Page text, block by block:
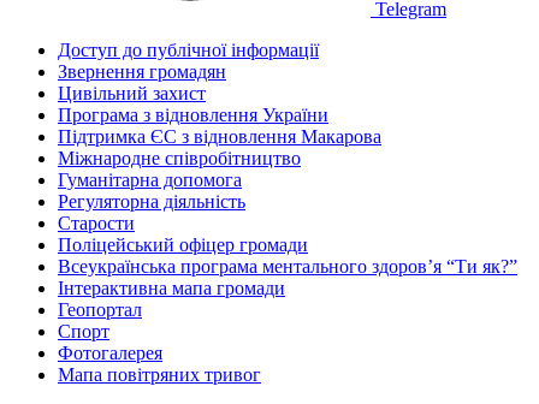
Telegram
Доступ до публічної інформації
Звернення громадян
Цивільний захист
Програма з відновлення України
Підтримка ЄС з відновлення Макарова
Міжнародне співробітництво
Гуманітарна допомога
Регуляторна діяльність
Старости
Поліцейський офіцер громади
Всеукраїнська програма ментального здоров’я “Ти як?”
Інтерактивна мапа громади
Геопортал
Спорт
Фотогалерея
Мапа повітряних тривог